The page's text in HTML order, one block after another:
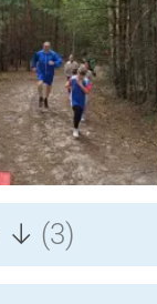
↓ (3)